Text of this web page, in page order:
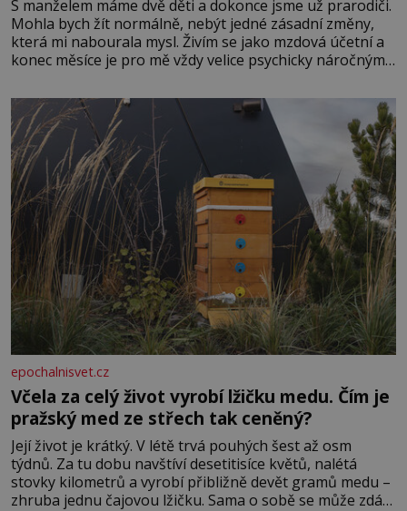
S manželem máme dvě děti a dokonce jsme už prarodiči.
Mohla bych žít normálně, nebýt jedné zásadní změny,
která mi nabourala mysl. Živím se jako mzdová účetní a
konec měsíce je pro mě vždy velice psychicky náročným
dál častěji volá o pomoc, co se hlídání týče. Dalo by se
epochalnisvet.cz
Včela za celý život vyrobí lžičku medu. Čím je
pražský med ze střech tak ceněný?
Její život je krátký. V létě trvá pouhých šest až osm
týdnů. Za tu dobu navštíví desetitisíce květů, nalétá
stovky kilometrů a vyrobí přibližně devět gramů medu –
zhruba jednu čajovou lžičku. Sama o sobě se může zdát